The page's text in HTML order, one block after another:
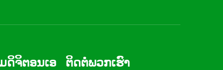
ດິຈິຕອນເອ
ຕິດຕໍ່ພວກເຮົາ